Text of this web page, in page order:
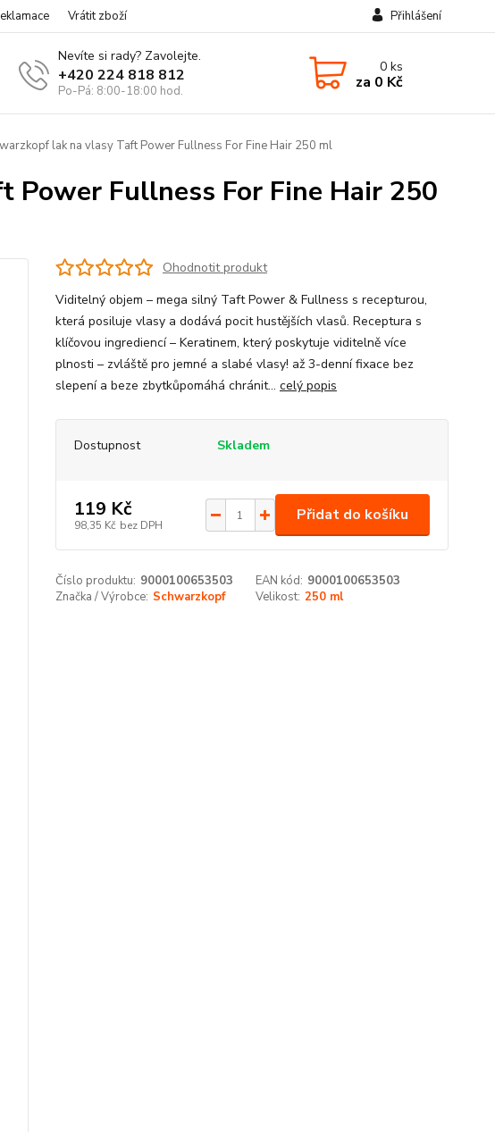
Vrátit zboží Přihlášení
Nevíte si rady? Zavolejte.
+420 224 818 812
Po-Pá: 8:00-18:00 hod.
0ks
za 0 Kč
lak na vlasy Taft Power Fullness For Fine Hair 250 ml
Power Fullness For Fine Hair 250
Ohodnotit produkt
Viditelný objem – mega silný Taft Power & Fullness s recepturou,
která posiluje vlasy a dodává pocit hustějších vlasů. Receptura s
klíčovou ingrediencí – Keratinem, který poskytuje viditelně více
plnosti – zvláště pro jemné a slabé vlasy! až 3-denní fixace bez
slepení a beze zbytkůpomáhá chránit... celý popis
Dostupnost Skladem
119 Kč
98,35 Kč bez DPH
Přidat do košíku
Číslo produktu: 9000100653503 EAN kód: 9000100653503
Značka / Výrobce: Schwarzkopf Velikost: 250 ml